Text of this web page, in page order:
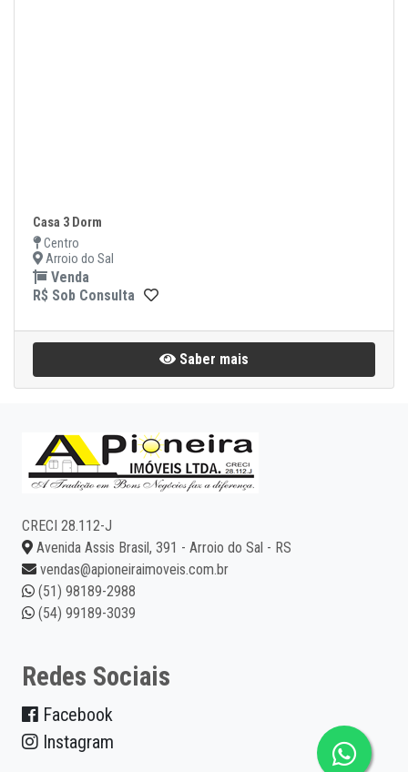
Casa 3 Dorm
Centro
Arroio do Sal
Venda
R$ Sob Consulta
Saber mais
CRECI 28.112-J
Avenida Assis Brasil, 391 - Arroio do Sal - RS
vendas@apioneiraimoveis.com.br
(51) 98189-2988
(54) 99189-3039
Redes Sociais
Facebook
Instagram